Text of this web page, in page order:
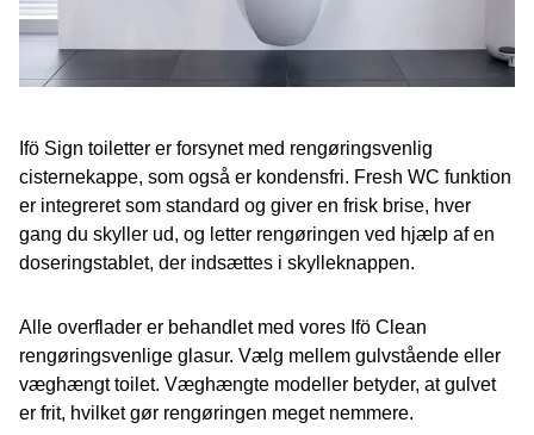
Ifö Sign toiletter er forsynet med rengøringsvenlig
cisternekappe, som også er kondensfri. Fresh WC funktion
er integreret som standard og giver en frisk brise, hver
gang du skyller ud, og letter rengøringen ved hjælp af en
doseringstablet, der indsættes i skylleknappen.
Alle overflader er behandlet med vores Ifö Clean
rengøringsvenlige glasur. Vælg mellem gulvstående eller
væghængt toilet. Væghængte modeller betyder, at gulvet
er frit, hvilket gør rengøringen meget nemmere.